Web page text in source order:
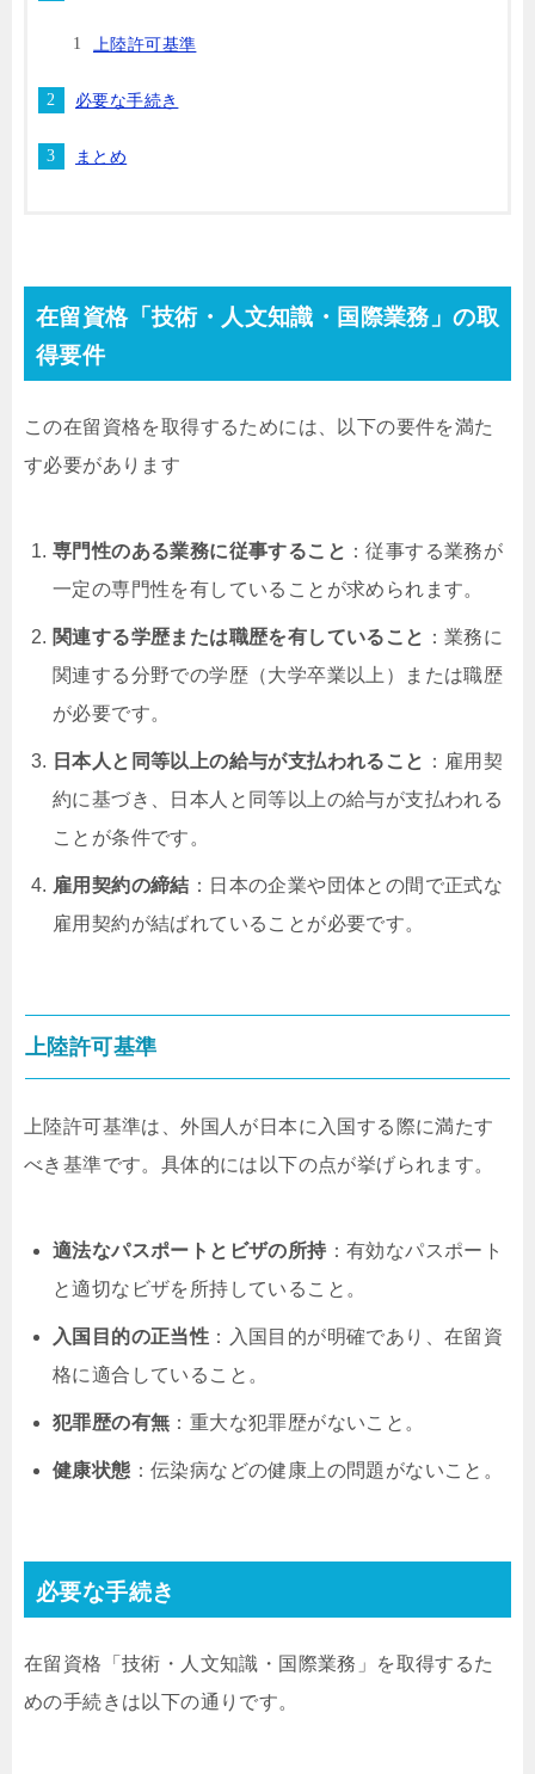
上陸許可基準
必要な手続き
まとめ
在留資格「技術・人文知識・国際業務」の取
得要件
この在留資格を取得するためには、以下の要件を満た
す必要があります
専門性のある業務に従事すること ：従事する業務が
一定の専門性を有していることが求められます。
関連する学歴または職歴を有していること ：業務に
関連する分野での学歴（大学卒業以上）または職歴
が必要です。
日本人と同等以上の給与が支払われること ：雇用契
約に基づき、日本人と同等以上の給与が支払われる
ことが条件です。
雇用契約の締結 ：日本の企業や団体との間で正式な
雇用契約が結ばれていることが必要です。
上陸許可基準
上陸許可基準は、外国人が日本に入国する際に満たす
べき基準です。具体的には以下の点が挙げられます。
適法なパスポートとビザの所持 ：有効なパスポート
と適切なビザを所持していること。
入国目的の正当性 ：入国目的が明確であり、在留資
格に適合していること。
犯罪歴の有無 ：重大な犯罪歴がないこと。
健康状態 ：伝染病などの健康上の問題がないこと。
必要な手続き
在留資格「技術・人文知識・国際業務」を取得するた
めの手続きは以下の通りです。